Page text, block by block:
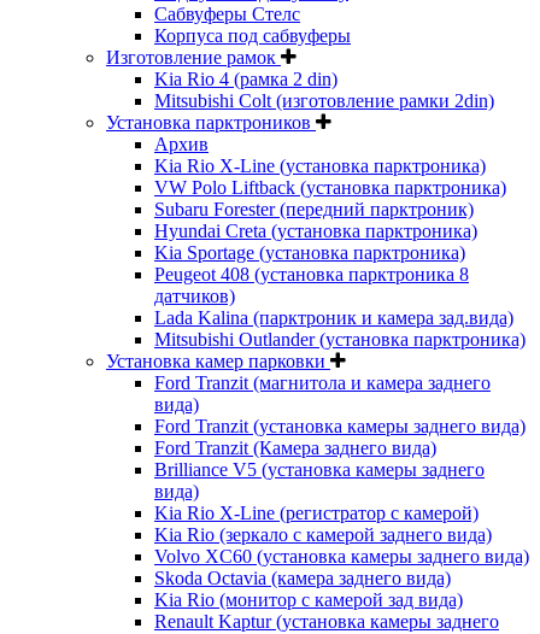
Сабвуферы Стелс
Корпуса под сабвуферы
Изготовление рамок
Kia Rio 4 (рамка 2 din)
Mitsubishi Colt (изготовление рамки 2din)
Установка парктроников
Архив
Kia Rio X-Line (установка парктроника)
VW Polo Liftback (установка парктроника)
Subaru Forester (передний парктроник)
Hyundai Creta (установка парктроника)
Kia Sportage (установка парктроника)
Peugeot 408 (установка парктроника 8
датчиков)
Lada Kalina (парктроник и камера зад.вида)
Mitsubishi Outlander (установка парктроника)
Установка камер парковки
Ford Tranzit (магнитола и камера заднего
вида)
Ford Tranzit (установка камеры заднего вида)
Ford Tranzit (Камера заднего вида)
Brilliance V5 (установка камеры заднего
вида)
Kia Rio X-Line (регистратор с камерой)
Kia Rio (зеркало с камерой заднего вида)
Volvo XC60 (установка камеры заднего вида)
Skoda Octavia (камера заднего вида)
Kia Rio (монитор с камерой зад вида)
Renault Kaptur (установка камеры заднего